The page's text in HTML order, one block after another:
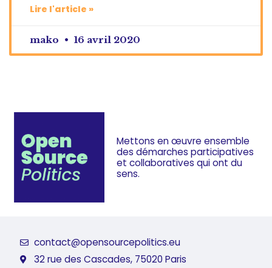
Lire l'article »
mako 16 avril 2020
Mettons en œuvre ensemble
des démarches participatives
et collaboratives qui ont du
sens.
contact@opensourcepolitics.eu
32 rue des Cascades, 75020 Paris